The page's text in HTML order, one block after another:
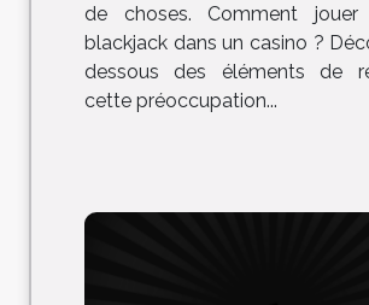
de choses. Comment
blackjack dans un casino ?
dessous des éléments de
cette préoccupation...